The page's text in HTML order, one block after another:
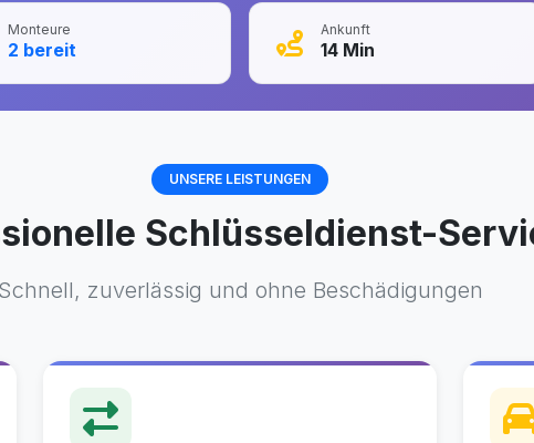
Monteure
2 bereit
Ankunft
14 Min
UNSERE LEISTUNGEN
Schlüsseldienst-
Schnell, zuverlässig und ohne Beschädigungen